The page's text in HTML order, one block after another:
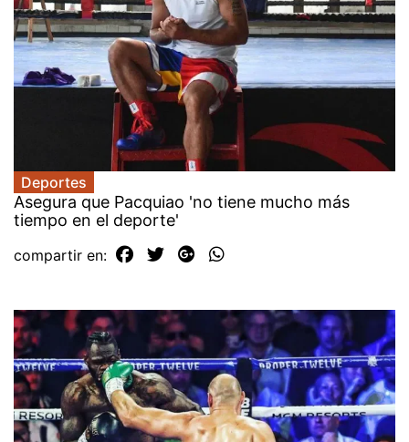
Deportes
Asegura que Pacquiao 'no tiene mucho más
tiempo en el deporte'
compartir en: